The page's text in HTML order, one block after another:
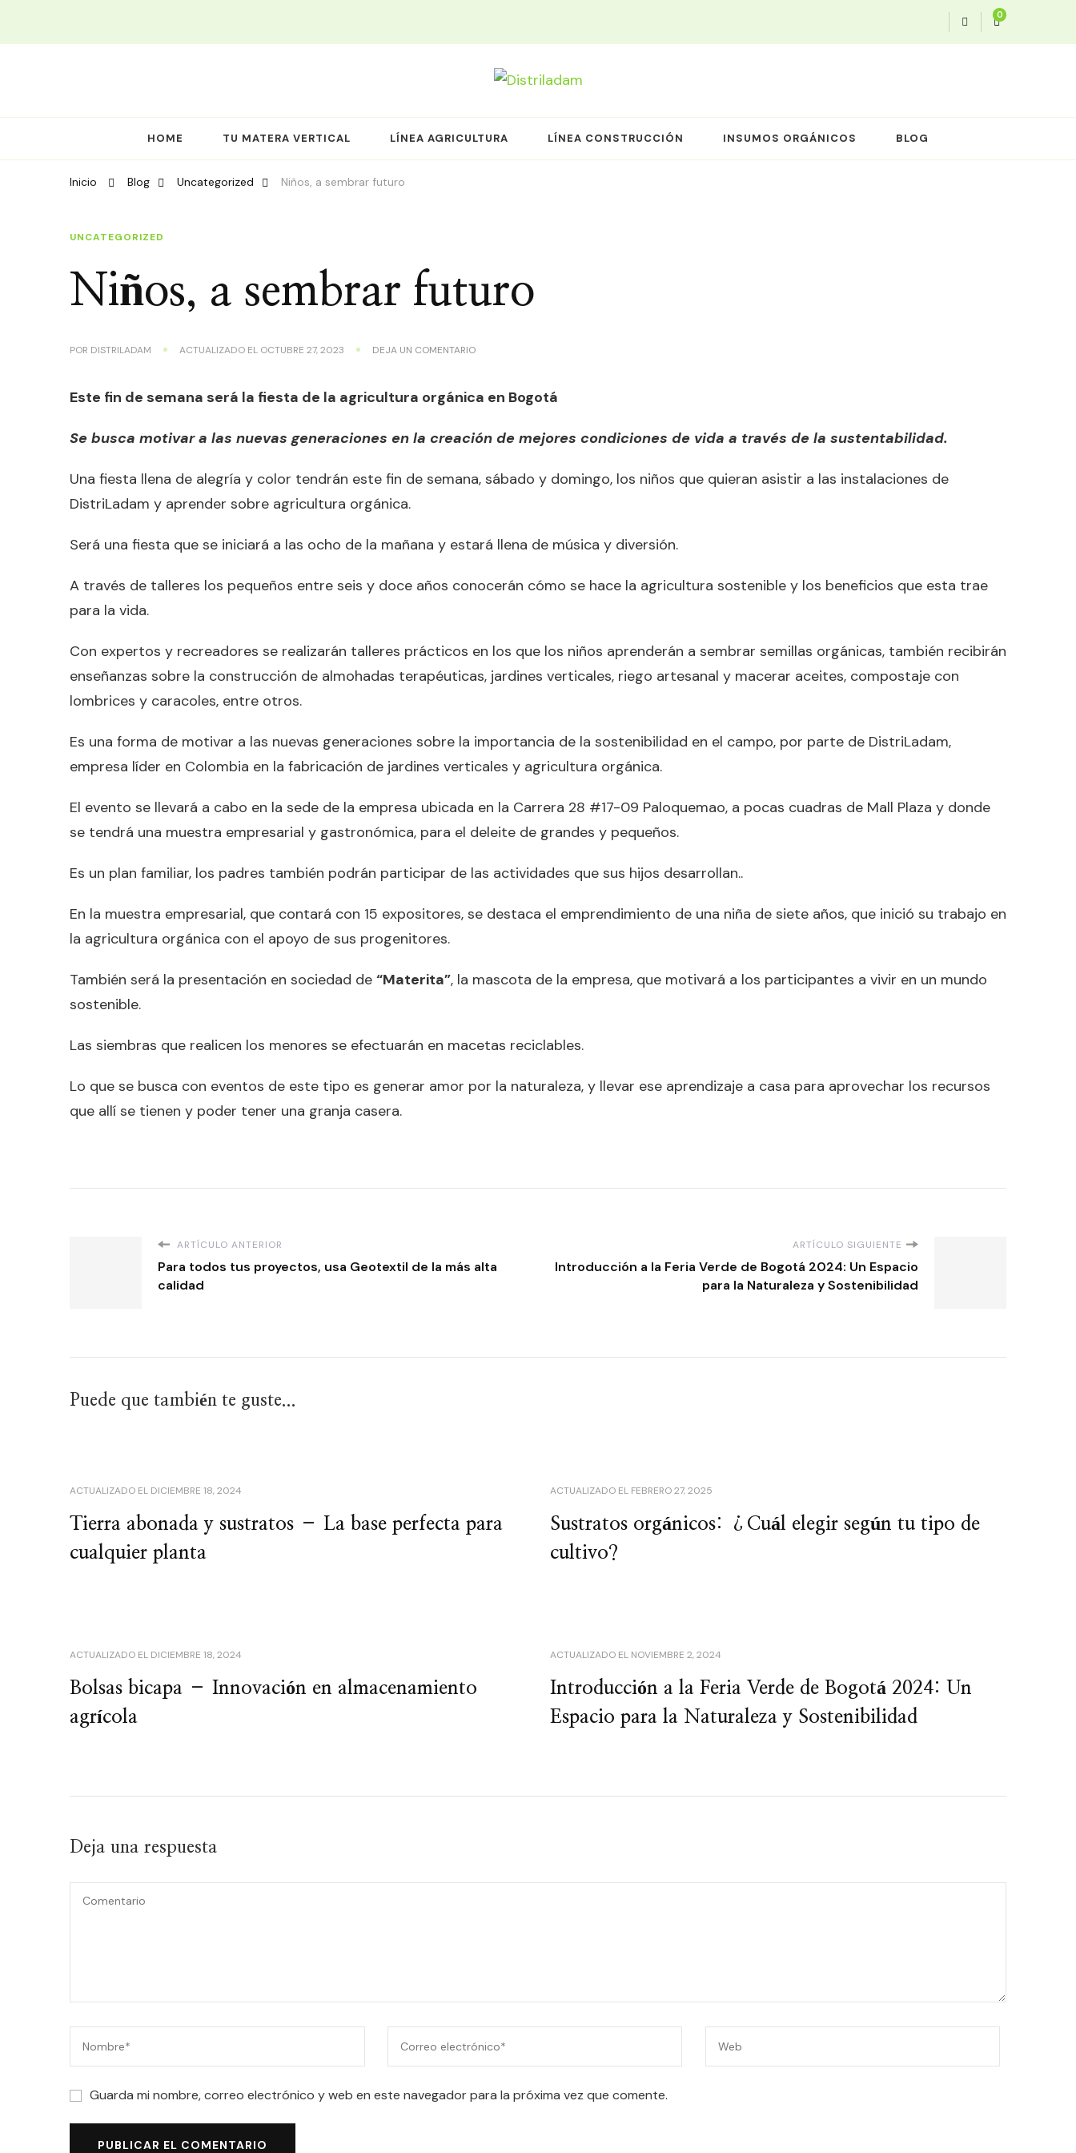
0
HOME TU MATERA VERTICAL LÍNEA AGRICULTURA LÍNEA CONSTRUCCIÓN INSUMOS ORGÁNICOS BLOG
Inicio Blog Uncategorized Niños, a sembrar futuro
UNCATEGORIZED
Niños, a sembrar futuro
POR DISTRILADAM ACTUALIZADO EL OCTUBRE 27, 2023 DEJA UN COMENTARIO
Este fin de semana será la fiesta de la agricultura orgánica en Bogotá
Se busca motivar a las nuevas generaciones en la creación de mejores condiciones de vida a través de la sustentabilidad.
Una fiesta llena de alegría y color tendrán este fin de semana, sábado y domingo, los niños que quieran asistir a las instalaciones de
DistriLadam y aprender sobre agricultura orgánica.
Será una fiesta que se iniciará a las ocho de la mañana y estará llena de música y diversión.
A través de talleres los pequeños entre seis y doce años conocerán cómo se hace la agricultura sostenible y los beneficios que esta trae
para la vida.
Con expertos y recreadores se realizarán talleres prácticos en los que los niños aprenderán a sembrar semillas orgánicas, también recibirán
enseñanzas sobre la construcción de almohadas terapéuticas, jardines verticales, riego artesanal y macerar aceites, compostaje con
lombrices y caracoles, entre otros.
Es una forma de motivar a las nuevas generaciones sobre la importancia de la sostenibilidad en el campo, por parte de DistriLadam,
empresa líder en Colombia en la fabricación de jardines verticales y agricultura orgánica.
El evento se llevará a cabo en la sede de la empresa ubicada en la Carrera 28 #17-09 Paloquemao, a pocas cuadras de Mall Plaza y donde
se tendrá una muestra empresarial y gastronómica, para el deleite de grandes y pequeños.
Es un plan familiar, los padres también podrán participar de las actividades que sus hijos desarrollan..
En la muestra empresarial, que contará con 15 expositores, se destaca el emprendimiento de una niña de siete años, que inició su trabajo en
la agricultura orgánica con el apoyo de sus progenitores.
También será la presentación en sociedad de “Materita”, la mascota de la empresa, que motivará a los participantes a vivir en un mundo
sostenible.
Las siembras que realicen los menores se efectuarán en macetas reciclables.
Lo que se busca con eventos de este tipo es generar amor por la naturaleza, y llevar ese aprendizaje a casa para aprovechar los recursos
que allí se tienen y poder tener una granja casera.
ARTÍCULO ANTERIOR
Para todos tus proyectos, usa Geotextil de la más alta
calidad
ARTÍCULO SIGUIENTE
Introducción a la Feria Verde de Bogotá 2024: Un Espacio
para la Naturaleza y Sostenibilidad
Puede que también te guste...
ACTUALIZADO EL DICIEMBRE 18, 2024
Tierra abonada y sustratos – La base perfecta para
cualquier planta
ACTUALIZADO EL FEBRERO 27, 2025
Sustratos orgánicos: ¿Cuál elegir según tu tipo de
cultivo?
ACTUALIZADO EL DICIEMBRE 18, 2024
Bolsas bicapa – Innovación en almacenamiento
agrícola
ACTUALIZADO EL NOVIEMBRE 2, 2024
Introducción a la Feria Verde de Bogotá 2024: Un
Espacio para la Naturaleza y Sostenibilidad
Deja una respuesta
Guarda mi nombre, correo electrónico y web en este navegador para la próxima vez que comente.